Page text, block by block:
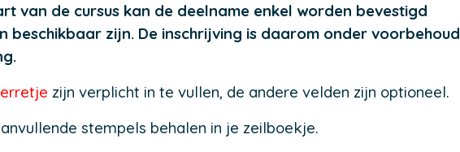
van de cursus kan de deelname enkel worden bevestigd
beschikbaar zijn. De inschrijving is daarom onder voorbehoud
zijn verplicht in te vullen, de andere velden zijn optioneel.
stempels behalen in je zeilboekje.